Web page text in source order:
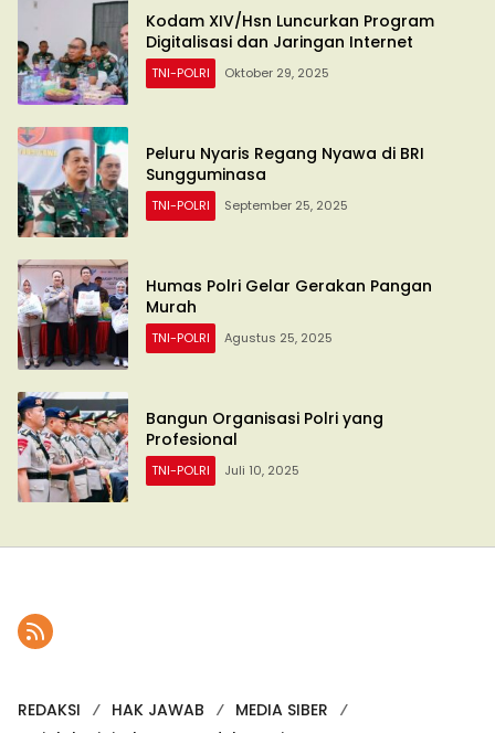
Kodam XIV/Hsn Luncurkan Program
Digitalisasi dan Jaringan Internet
TNI-POLRI Oktober 29, 2025
Peluru Nyaris Regang Nyawa di BRI
Sungguminasa
TNI-POLRI September 25, 2025
Humas Polri Gelar Gerakan Pangan
Murah
TNI-POLRI Agustus 25, 2025
Bangun Organisasi Polri yang
Profesional
TNI-POLRI Juli 10, 2025
REDAKSI HAK JAWAB
MEDIA SIBER